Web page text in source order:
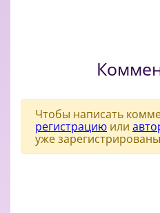
Чтобы написать
регистрацию или
уже зарегистрированы